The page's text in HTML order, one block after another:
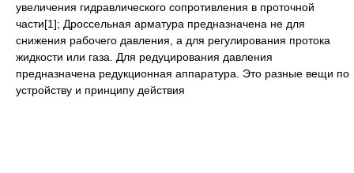
увеличения гидравлического сопротивления в проточной
части[1]; Дроссельная арматура предназначена не для
снижения рабочего давления, а для регулирования протока
жидкости или газа. Для редуцирования давления
предназначена редукционная аппаратура. Это разные вещи по
устройству и принципу действия